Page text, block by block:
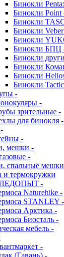
Бинокли
Бинокли Point
Бинокли
Бинокли
Бинокли
Бинокли БПЦ
Бинокли
Бинокли
Бинокли
Бинокли
-
-
зрительные -
для бинокля -
-
мешки -
-
спальные
и термокружки
-
Naturehike -
STANLEY -
Арктика -
Биосталь -
мебель -
-
(Гавань) -